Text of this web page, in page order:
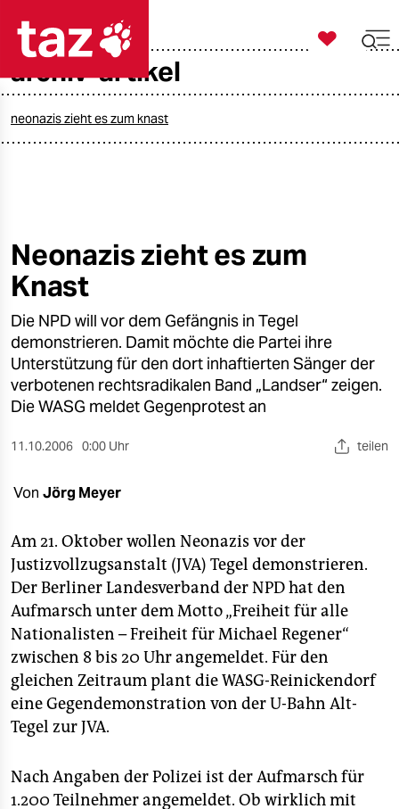
taz zahl ich
öko
gesellschaft
kultur
sport
berlin
nord
wahrheit
verlag
veranstaltungen
shop
fragen & hilfe
unterstützen
abo
genossenschaft
epaper login

taz zahl ich
archiv-artikel
neonazis zieht es zum knast
Neonazis zieht es zum
Knast
Die NPD will vor dem Gefängnis in Tegel
demonstrieren. Damit möchte die Partei ihre
Unterstützung für den dort inhaftierten Sänger der
verbotenen rechtsradikalen Band „Landser“ zeigen.
Die WASG meldet Gegenprotest an
11.10.2006 0:00 Uhr teilen
Von Jörg Meyer
Am 21. Oktober wollen Neonazis vor der
Justizvollzugsanstalt (JVA) Tegel demonstrieren.
Der Berliner Landesverband der NPD hat den
Aufmarsch unter dem Motto „Freiheit für alle
Nationalisten – Freiheit für Michael Regener“
zwischen 8 bis 20 Uhr angemeldet. Für den
gleichen Zeitraum plant die WASG-Reinickendorf
eine Gegendemonstration von der U-Bahn Alt-
Tegel zur JVA.
Nach Angaben der Polizei ist der Aufmarsch für
1.200 Teilnehmer angemeldet. Ob wirklich mit